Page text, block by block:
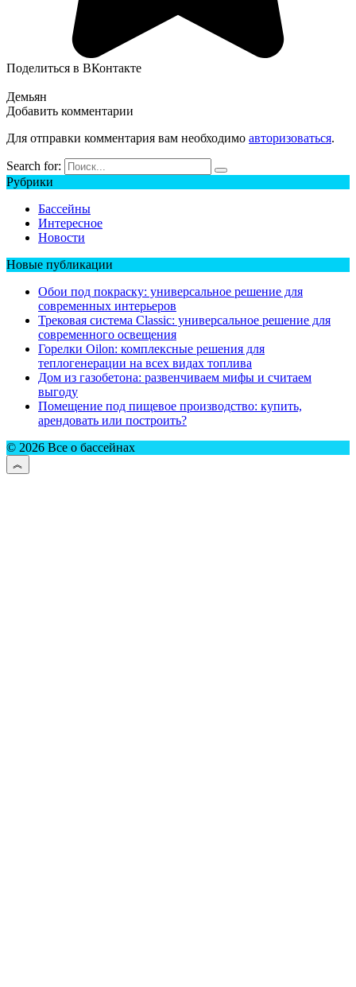
Поделиться в ВКонтакте
Демьян
Добавить комментарии
Для отправки комментария вам необходимо авторизоваться.
Search for:
Рубрики
Бассейны
Интересное
Новости
Новые публикации
Обои под покраску: универсальное решение для
современных интерьеров
Трековая система Classic: универсальное решение для
современного освещения
Горелки Oilon: комплексные решения для
теплогенерации на всех видах топлива
Дом из газобетона: развенчиваем мифы и считаем
выгоду
Помещение под пищевое производство: купить,
арендовать или построить?
© 2026 Все о бассейнах